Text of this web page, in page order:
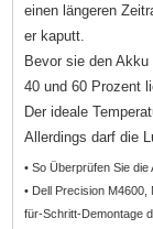
einen längeren
er kaputt.
Bevor sie den
40 und 60 Prozent
Der ideale
Allerdings darf die
• So Überprüfen Sie
• Dell Precision
für-Schritt-Demontage